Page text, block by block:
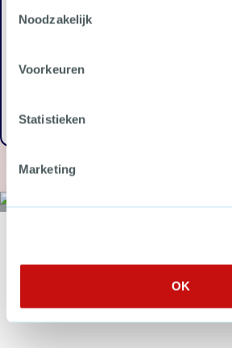
Noodzakelijk
Voorkeuren
Statistieken
Marketing
OK
Lokale aanpak mobiele bendes
Malafide klussers aanpakken
Wil jij als eerste op de hoogte zijn van nieuwe tools,
Meld je aan voor de